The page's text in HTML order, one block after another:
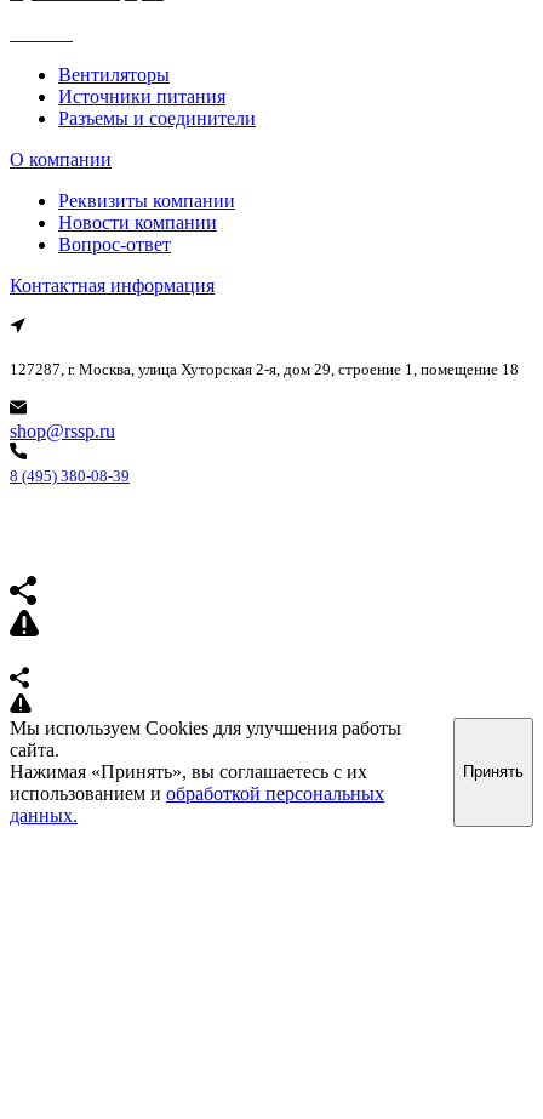
Вентиляторы
Источники питания
Разъемы и соединители
О компании
Реквизиты компании
Новости компании
Вопрос-ответ
Контактная информация
127287, г. Москва, улица Хуторская 2-я, дом 29, строение 1, помещение 18
shop@rssp.ru
8 (495) 380-08-39
Мы используем Cookies для улучшения работы
сайта.
Нажимая «Принять», вы соглашаетесь с их
использованием и обработкой персональных
данных.
Принять